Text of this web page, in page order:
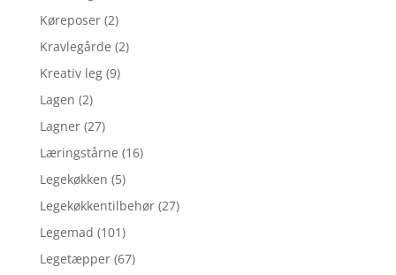
Køreposer (2)
Kravlegårde (2)
Kreativ leg (9)
Lagen (2)
Lagner (27)
Læringstårne (16)
Legekøkken (5)
Legekøkkentilbehør (27)
Legemad (101)
Legetæpper (67)